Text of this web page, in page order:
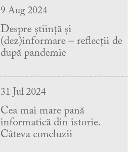
9 Aug 2024
Despre știință și
(dez)informare – reflecții de
după pandemie
31 Jul 2024
Cea mai mare pană
informatică din istorie.
Câteva concluzii